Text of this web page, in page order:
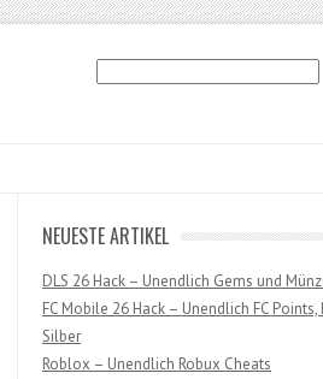
Suchen
NEUESTE ARTIKEL
DLS 26 Hack – Unendlich Gems und
FC Mobile 26 Hack – Unendlich FC Points,
Silber
Roblox – Unendlich Robux Cheats